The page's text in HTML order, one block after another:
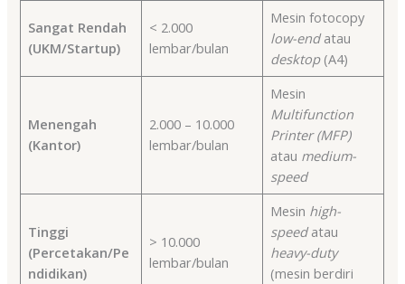
Sangat Rendah
(UKM/Startup)
< 2.000
lembar/bulan
Mesin fotocopy
low-endatau
desktop(A4)
Menengah
(Kantor)
2.000 – 10.000
lembar/bulan
Mesin
Multifunction
Printer (MFP)
atau medium-
speed
Tinggi
(Percetakan/Pe
ndidikan)
> 10.000
lembar/bulan
Mesin high-
speedatau
heavy-duty
(mesin berdiri